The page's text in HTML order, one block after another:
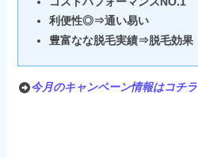
利便性◎⇒通い易い
豊富なな脱毛実績⇒脱毛効果
今月のキャンペーン情報はコチラ